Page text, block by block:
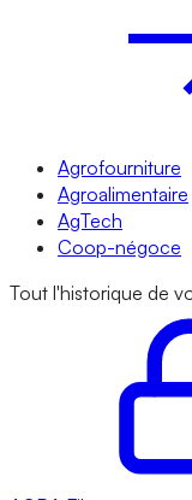
Agrofourniture
Agroalimentaire
AgTech
Coop-négoce
Tout l'historique de